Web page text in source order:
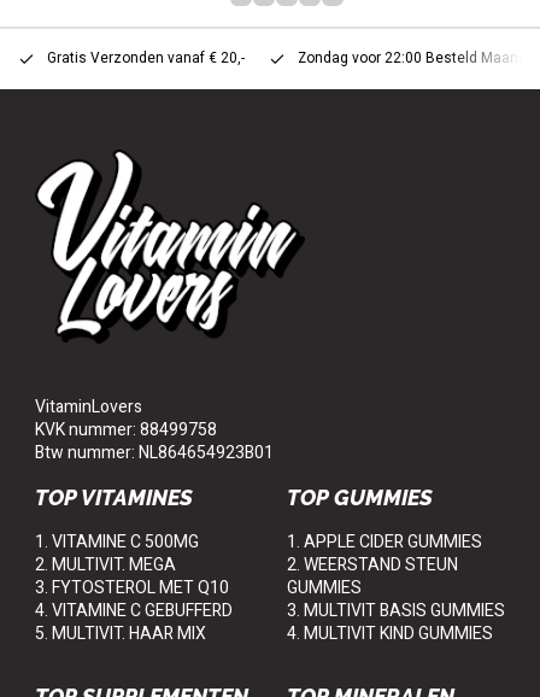
Gratis Verzonden vanaf € 20,- Zondag voor 22:00 Besteld
VitaminLovers
KVK nummer: 88499758
Btw nummer: NL864654923B01
TOP VITAMINES
1. VITAMINE C 500MG
2. MULTIVIT. MEGA
3. FYTOSTEROL MET Q10
4. VITAMINE C GEBUFFERD
5. MULTIVIT. HAAR MIX
TOP GUMMIES
1. APPLE CIDER GUMMIES
2. WEERSTAND STEUN
GUMMIES
3. MULTIVIT BASIS GUMMIES
4. MULTIVIT KIND GUMMIES